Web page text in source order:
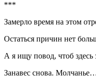
***
Замерло время на этом
Остаться причин нет
А я ищу повод, чтоб здесь
Занавес снова.